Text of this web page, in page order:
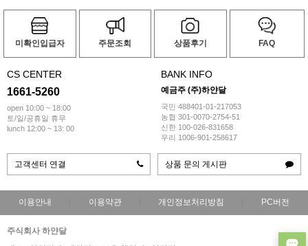
미확인입급자 주문조회 상품후기 FAQ
CS CENTER
1661-5260
open 10:00 ~ 18:00
토/일/공휴일 휴무
lunch 12:00 ~ 13: 00
BANK INFO
예금주 (주)하얀달
국민 488401-01-217053
농협 301-0070-2754-51
신한 100-026-831658
우리 1006-901-258617
고객센터 연결 상품 문의 게시판
이용안내 이용약관 개인정보처리방침 PC버전
주식회사 하얀달